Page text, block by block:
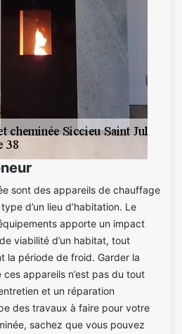
sont des appareils de chauffage
d’un lieu d’habitation. Le
apporte un impact
viabilité d’un habitat, tout
la période de froid. Garder la
appareils n’est pas du tout
et un réparation
des travaux à faire pour votre
sachez que vous pouvez